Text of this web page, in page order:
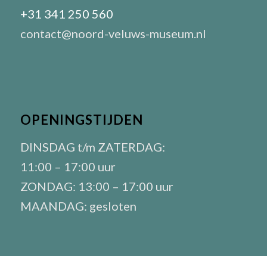
+31 341 250 560
contact@noord-veluws-museum.nl
OPENINGSTIJDEN
DINSDAG t/m ZATERDAG:
11:00 – 17:00 uur
ZONDAG: 13:00 – 17:00 uur
MAANDAG: gesloten